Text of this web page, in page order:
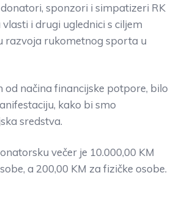
sponzori i simpatizeri RK
i drugi uglednici s ciljem
razvoja rukometnog sporta u
od načina financijske potpore, bilo
kako bi smo
sredstva.
večer je 10.000,00 KM
a 200,00 KM za fizičke osobe.